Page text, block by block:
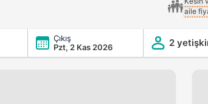
aile
Çıkış
Pzt, 2 Kas 2026
2